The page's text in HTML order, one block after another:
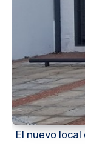
El nuevo